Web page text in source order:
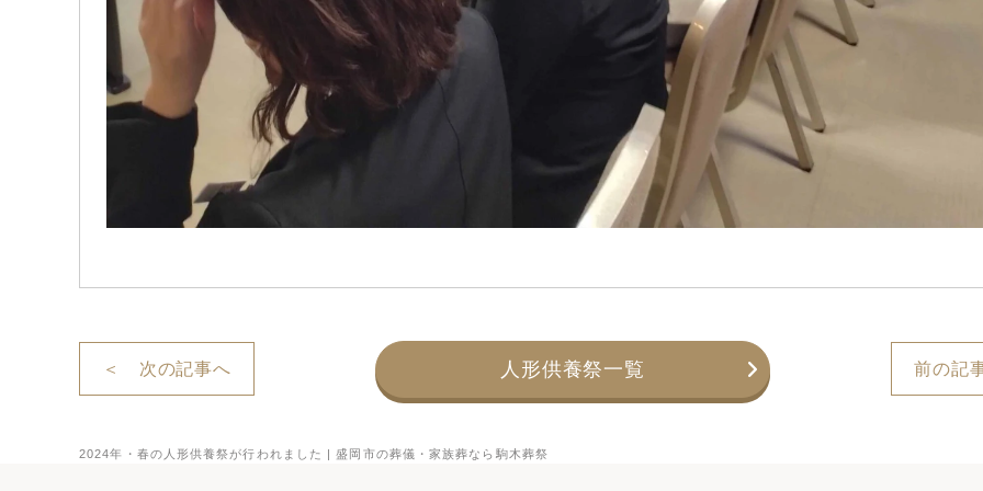
2024年・春の人形供養祭が行われました | 盛岡市の葬儀・家族葬なら駒木葬祭
＜ 次の記事へ 人形供養祭一覧 前の記